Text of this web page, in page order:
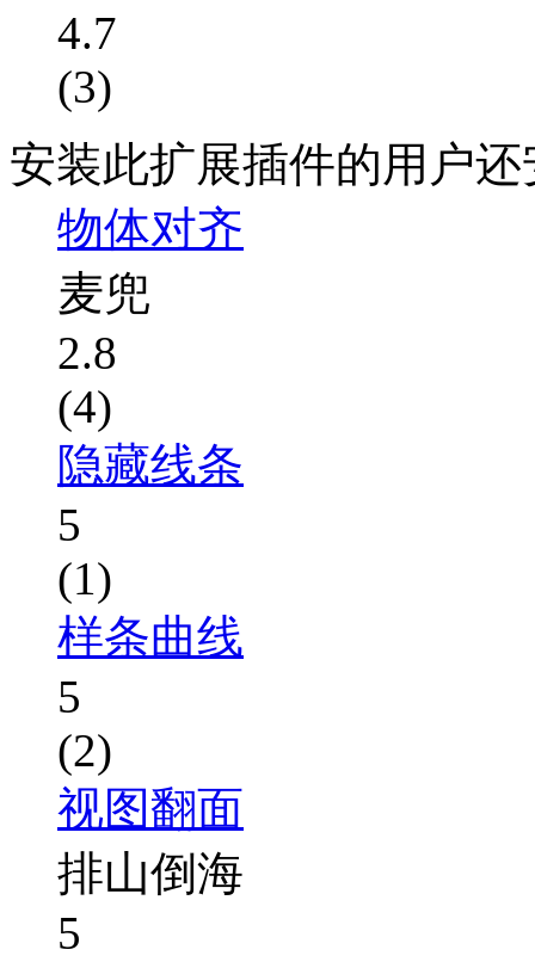
4.7
(3)
安装此扩展插件的用户
物体对齐
麦兜
2.8
(4)
隐藏线条
5
(1)
样条曲线
5
(2)
视图翻面
排山倒海
5